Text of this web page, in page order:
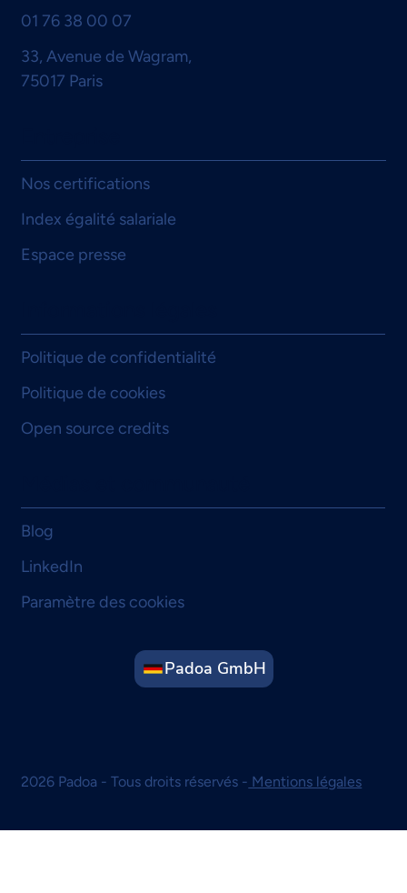
01 76 38 00 07
33, Avenue de Wagram,
75017 Paris
Nos certifications
Index égalité salariale
Espace presse
Politique de confidentialité
Politique de cookies
Open source credits
Blog
LinkedIn
Paramètre des cookies
2026 Padoa - Tous droits réservés - Mentions légales
Padoa GmbH